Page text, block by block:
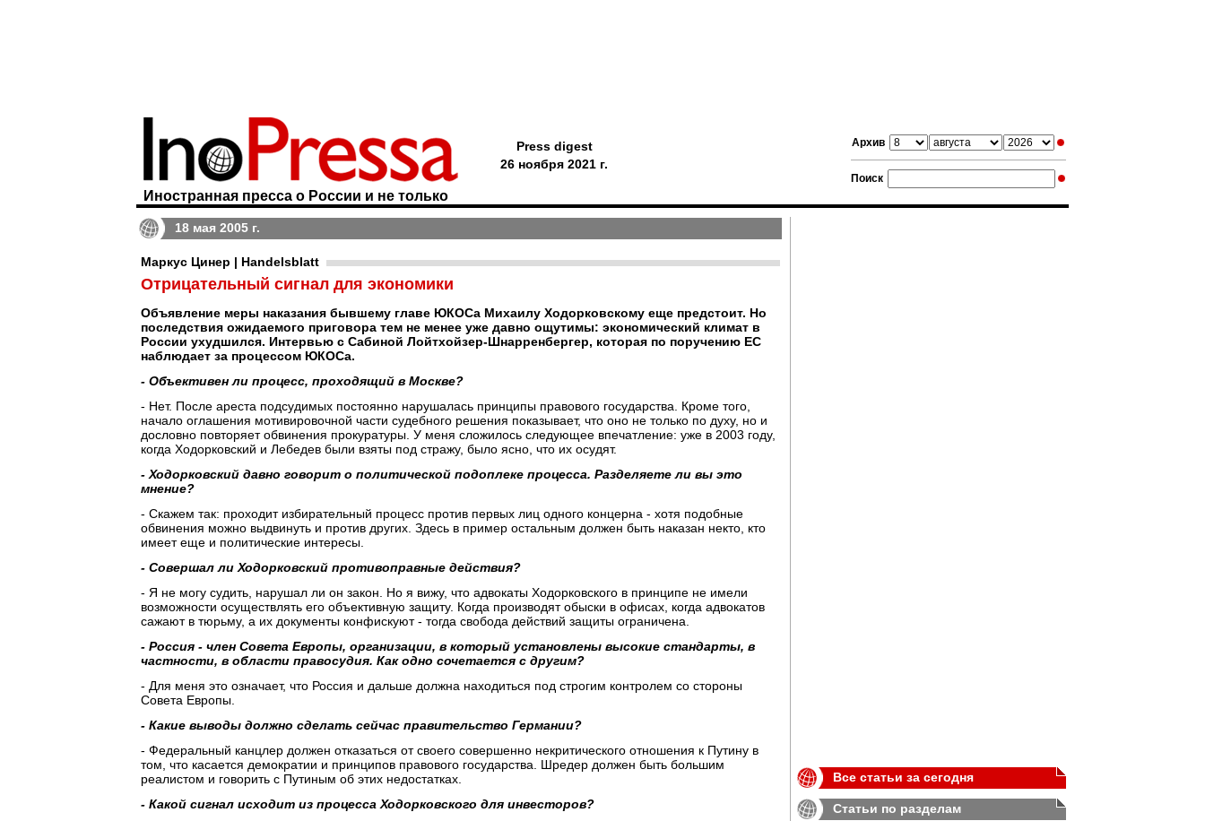
Архив
Поиск
Иностранная пресса о России и не только
Press digest
26 ноября 2021 г.
18 мая 2005 г.
Маркус Цинер | Handelsblatt
Отрицательный сигнал для экономики
Объявление меры наказания бывшему главе ЮКОСа Михаилу Ходорковскому еще предстоит. Но
последствия ожидаемого приговора тем не менее уже давно ощутимы: экономический климат в
России ухудшился. Интервью с Сабиной Лойтхойзер-Шнарренбергер, которая по поручению ЕС
наблюдает за процессом ЮКОСа.
- Объективен ли процесс, проходящий в Москве?
- Нет. После ареста подсудимых постоянно нарушалась принципы правового государства. Кроме того,
начало оглашения мотивировочной части судебного решения показывает, что оно не только по духу, но и
дословно повторяет обвинения прокуратуры. У меня сложилось следующее впечатление: уже в 2003 году,
когда Ходорковский и Лебедев были взяты под стражу, было ясно, что их осудят.
- Ходорковский давно говорит о политической подоплеке процесса. Разделяете ли вы это
мнение?
- Скажем так: проходит избирательный процесс против первых лиц одного концерна - хотя подобные
обвинения можно выдвинуть и против других. Здесь в пример остальным должен быть наказан некто, кто
имеет еще и политические интересы.
- Совершал ли Ходорковский противоправные действия?
- Я не могу судить, нарушал ли он закон. Но я вижу, что адвокаты Ходорковского в принципе не имели
возможности осуществлять его объективную защиту. Когда производят обыски в офисах, когда адвокатов
сажают в тюрьму, а их документы конфискуют - тогда свобода действий защиты ограничена.
- Россия - член Совета Европы, организации, в который установлены высокие стандарты, в
частности, в области правосудия. Как одно сочетается с другим?
- Для меня это означает, что Россия и дальше должна находиться под строгим контролем со стороны
Совета Европы.
- Какие выводы должно сделать сейчас правительство Германии?
- Федеральный канцлер должен отказаться от своего совершенно некритического отношения к Путину в
том, что касается демократии и принципов правового государства. Шредер должен быть большим
реалистом и говорить с Путиным об этих недостатках.
- Какой сигнал исходит из процесса Ходорковского для инвесторов?
Все статьи за сегодня
Статьи по разделам